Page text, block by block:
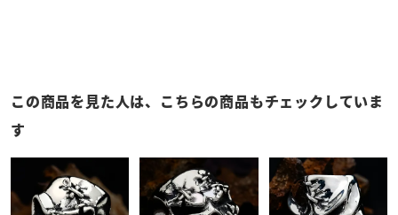
この商品を見た人は、こちらの商品もチェックしていま
す